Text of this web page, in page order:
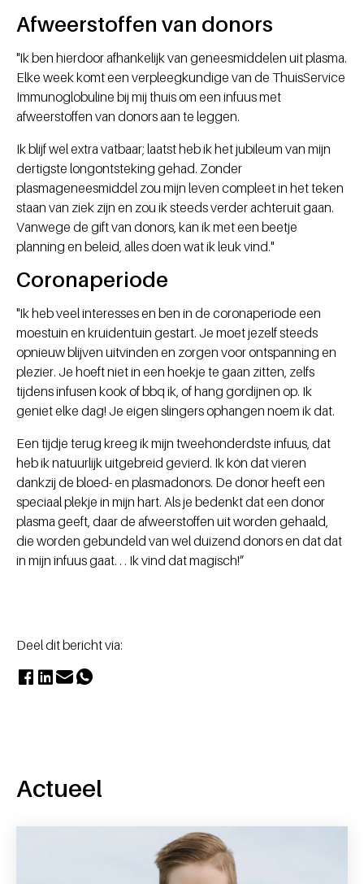
Afweerstoffen van donors
"Ik ben hierdoor afhankelijk van geneesmiddelen uit plasma.
Elke week komt een verpleegkundige van de ThuisService
Immunoglobuline bij mij thuis om een infuus met
afweerstoffen van donors aan te leggen.
Ik blijf wel extra vatbaar; laatst heb ik het jubileum van mijn
dertigste longontsteking gehad. Zonder
plasmageneesmiddel zou mijn leven compleet in het teken
staan van ziek zijn en zou ik steeds verder achteruit gaan.
Vanwege de gift van donors, kan ik met een beetje
planning en beleid, alles doen wat ik leuk vind."
Coronaperiode
"Ik heb veel interesses en ben in de coronaperiode een
moestuin en kruidentuin gestart. Je moet jezelf steeds
opnieuw blijven uitvinden en zorgen voor ontspanning en
plezier. Je hoeft niet in een hoekje te gaan zitten, zelfs
tijdens infusen kook of bbq ik, of hang gordijnen op. Ik
geniet elke dag! Je eigen slingers ophangen noem ik dat.
Een tijdje terug kreeg ik mijn tweehonderdste infuus, dat
heb ik natuurlijk uitgebreid gevierd. Ik kón dat vieren
dankzij de bloed- en plasmadonors. De donor heeft een
speciaal plekje in mijn hart. Als je bedenkt dat een donor
plasma geeft, daar de afweerstoffen uit worden gehaald,
die worden gebundeld van wel duizend donors en dat dat
in mijn infuus gaat. . . Ik vind dat magisch!”
Deel dit bericht via:
Actueel